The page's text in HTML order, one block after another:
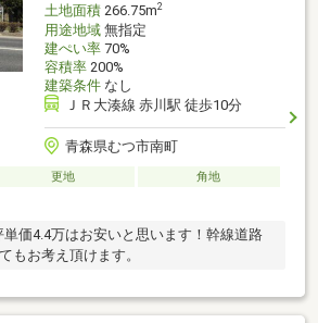
土地面積266.75m2
用途地域無指定
建ぺい率70%
容積率200%
建築条件なし
ＪＲ大湊線 赤川駅 徒歩10分
青森県むつ市南町
更地
角地
価4.4万はお安いと思います！幹線道路
もお考え頂けます。